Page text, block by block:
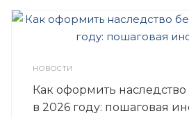
НОВОСТИ
Как оформить
в 2026 году: пошаговая